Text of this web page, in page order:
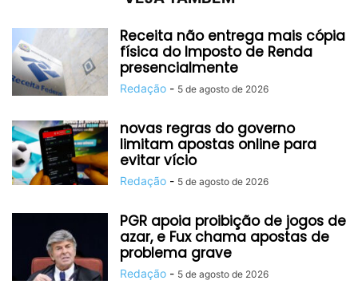
Receita não entrega mais cópia
física do Imposto de Renda
presencialmente
Redação - 5 de agosto de 2026
novas regras do governo
limitam apostas online para
evitar vício
Redação - 5 de agosto de 2026
PGR apoia proibição de jogos de
azar, e Fux chama apostas de
problema grave
Redação - 5 de agosto de 2026